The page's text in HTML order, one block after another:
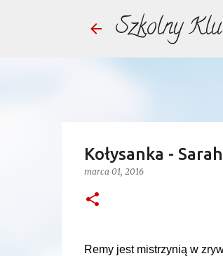
Szkolny
Kołysanka -
marca 01, 2016
Remy jest mistrzynią w